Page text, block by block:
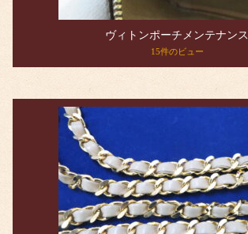
ヴィトンポーチメンテナンス
15件のビュー